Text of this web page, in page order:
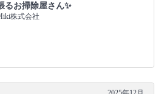
るお掃除屋さん✨
株式会社